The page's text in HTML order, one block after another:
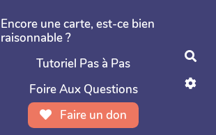
principal
Encore une carte, est-ce bien
raisonnable ?
Tutoriel Pas à Pas
Foire Aux Questions
Faire un don